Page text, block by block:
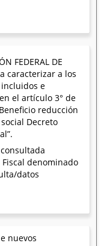
FEDERAL DE
a caracterizar a los
e
el artículo 3° de
reducción
Decreto
denominado
datos
nuevos